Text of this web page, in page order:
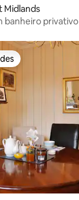
Midlands
banheiro privativo
dos hóspedes